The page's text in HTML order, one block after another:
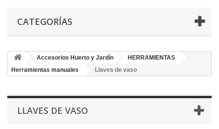
CATEGORÍAS
Accesorios Huerto y Jardín
HERRAMIENTAS
Herramientas manuales
Llaves de vaso
LLAVES DE VASO